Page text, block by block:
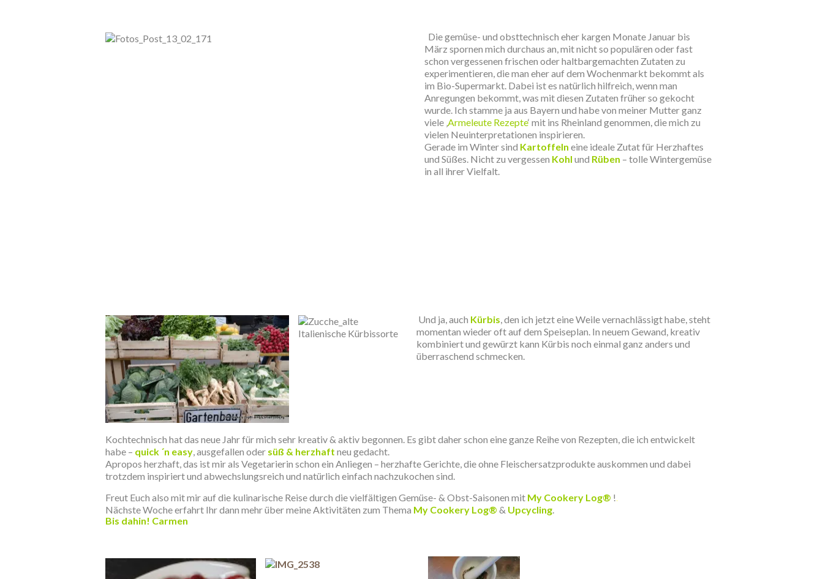
Die gemüse- und obsttechnisch eher kargen Monate Januar bis
März spornen mich durchaus an, mit nicht so populären oder fast
schon vergessenen frischen oder haltbargemachten Zutaten zu
experimentieren, die man eher auf dem Wochenmarkt bekommt als
im Bio-Supermarkt. Dabei ist es natürlich hilfreich, wenn man
Anregungen bekommt, was mit diesen Zutaten früher so gekocht
wurde. Ich stamme ja aus Bayern und habe von meiner Mutter ganz
viele ‚Armeleute Rezepte‘ mit ins Rheinland genommen, die mich zu
vielen Neuinterpretationen inspirieren.
Gerade im Winter sind Kartoffeln eine ideale Zutat für Herzhaftes
und Süßes. Nicht zu vergessen Kohl und Rüben – tolle Wintergemüse
in all ihrer Vielfalt.
Und ja, auch Kürbis, den ich jetzt eine Weile vernachlässigt habe, steht
momentan wieder oft auf dem Speiseplan. In neuem Gewand, kreativ
kombiniert und gewürzt kann Kürbis noch einmal ganz anders und
überraschend schmecken.
Kochtechnisch hat das neue Jahr für mich sehr kreativ & aktiv begonnen. Es gibt daher schon eine ganze Reihe von Rezepten, die ich entwickelt
habe – quick ´n easy, ausgefallen oder süß & herzhaft neu gedacht.
Apropos herzhaft, das ist mir als Vegetarierin schon ein Anliegen – herzhafte Gerichte, die ohne Fleischersatzprodukte auskommen und dabei
trotzdem inspiriert und abwechslungsreich und natürlich einfach nachzukochen sind.
Freut Euch also mit mir auf die kulinarische Reise durch die vielfältigen Gemüse- & Obst-Saisonen mit My Cookery Log® !.
Nächste Woche erfahrt Ihr dann mehr über meine Aktivitäten zum Thema My Cookery Log® & Upcycling.
Bis dahin! Carmen